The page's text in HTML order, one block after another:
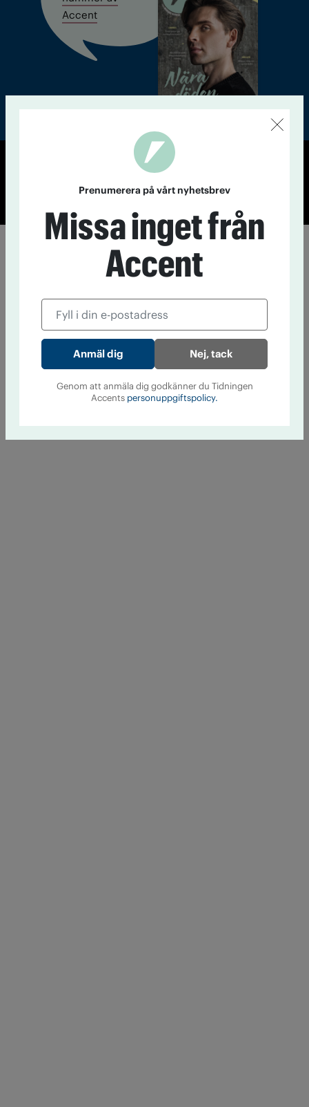
Accent
© Tidningen Accent 2026
Cookiepolicy
Personuppgiftspolicy
Prenumerera på vårt nyhetsbrev
Missa inget från
Accent
Nej, tack
Genom att anmäla dig godkänner du Tidningen
Accents personuppgiftspolicy.